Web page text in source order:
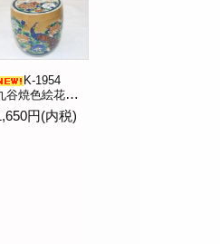
K-1954
色絵花鳥文水指全二客バラ売 九谷陶竜窯造
円(内税)